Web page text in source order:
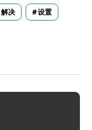
解决 设置